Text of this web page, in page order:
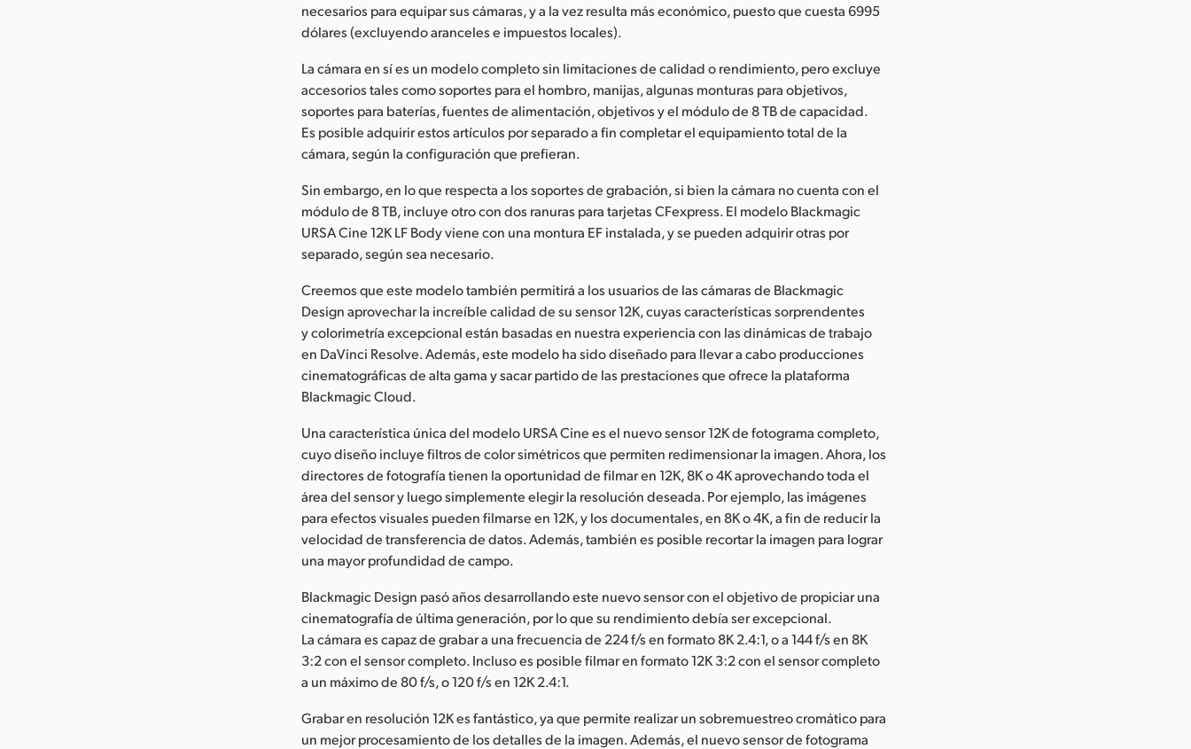
necesarios para equipar sus cámaras, y a la vez resulta más económico, puesto que cuesta 6995
dólares (excluyendo aranceles e impuestos locales).
La cámara en sí es un modelo completo sin limitaciones de calidad o rendimiento, pero excluye
accesorios tales como soportes para el hombro, manijas, algunas monturas para objetivos,
soportes para baterías, fuentes de alimentación, objetivos y el módulo de 8 TB de capacidad.
Es posible adquirir estos artículos por separado a fin completar el equipamiento total de la
cámara, según la configuración que prefieran.
Sin embargo, en lo que respecta a los soportes de grabación, si bien la cámara no cuenta con el
módulo de 8 TB, incluye otro con dos ranuras para tarjetas CFexpress. El modelo Blackmagic
URSA Cine 12K LF Body viene con una montura EF instalada, y se pueden adquirir otras por
separado, según sea necesario.
Creemos que este modelo también permitirá a los usuarios de las cámaras de Blackmagic
Design aprovechar la increíble calidad de su sensor 12K, cuyas características sorprendentes
y colorimetría excepcional están basadas en nuestra experiencia con las dinámicas de trabajo
en DaVinci Resolve. Además, este modelo ha sido diseñado para llevar a cabo producciones
cinematográficas de alta gama y sacar partido de las prestaciones que ofrece la plataforma
Blackmagic Cloud.
Una característica única del modelo URSA Cine es el nuevo sensor 12K de fotograma completo,
cuyo diseño incluye filtros de color simétricos que permiten redimensionar la imagen. Ahora, los
directores de fotografía tienen la oportunidad de filmar en 12K, 8K o 4K aprovechando toda el
área del sensor y luego simplemente elegir la resolución deseada. Por ejemplo, las imágenes
para efectos visuales pueden filmarse en 12K, y los documentales, en 8K o 4K, a fin de reducir la
velocidad de transferencia de datos. Además, también es posible recortar la imagen para lograr
una mayor profundidad de campo.
Blackmagic Design pasó años desarrollando este nuevo sensor con el objetivo de propiciar una
cinematografía de última generación, por lo que su rendimiento debía ser excepcional.
La cámara es capaz de grabar a una frecuencia de 224 f/s en formato 8K 2.4:1, o a 144 f/s en 8K
3:2 con el sensor completo. Incluso es posible filmar en formato 12K 3:2 con el sensor completo
a un máximo de 80 f/s, o 120 f/s en 12K 2.4:1.
Grabar en resolución 12K es fantástico, ya que permite realizar un sobremuestreo cromático para
un mejor procesamiento de los detalles de la imagen. Además, el nuevo sensor de fotograma